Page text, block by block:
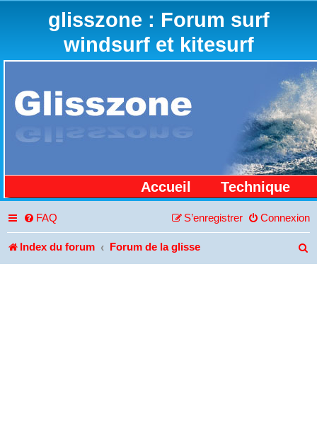
glisszone : Forum surf
windsurf et kitesurf
Accueil Technique
FAQ Connexion
S’enregistrer
Index du forum Forum de la glisse